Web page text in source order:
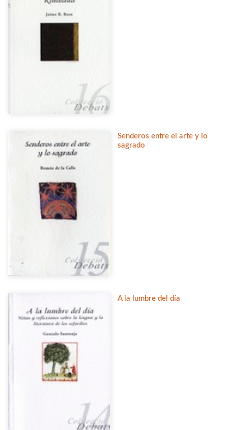
Senderos entre el arte y lo
sagrado
A la lumbre del día